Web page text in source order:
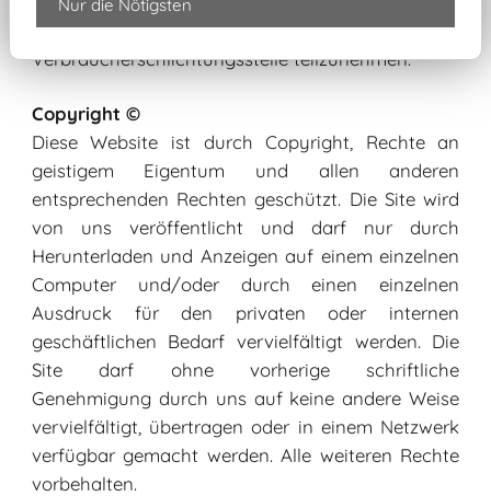
Streitschlichtungsverfahren bei einer
Verbraucherschlichtungsstelle teilzunehmen.
Copyright ©
Diese Website ist durch Copyright, Rechte an
geistigem Eigentum und allen anderen
entsprechenden Rechten geschützt. Die Site wird
von uns veröffentlicht und darf nur durch
Herunterladen und Anzeigen auf einem einzelnen
Computer und/oder durch einen einzelnen
Ausdruck für den privaten oder internen
geschäftlichen Bedarf vervielfältigt werden. Die
Site darf ohne vorherige schriftliche
Genehmigung durch uns auf keine andere Weise
vervielfältigt, übertragen oder in einem Netzwerk
verfügbar gemacht werden. Alle weiteren Rechte
vorbehalten.
Nur die Nötigsten